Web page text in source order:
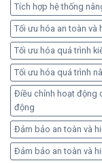
Tích hợp hệ thống
Tối ưu hóa an toàn và
Tối ưu hóa quá trình
Tối ưu hóa quá trình
Điều chỉnh hoạt động
động
Đảm bảo an toàn và
Đảm bảo an toàn và